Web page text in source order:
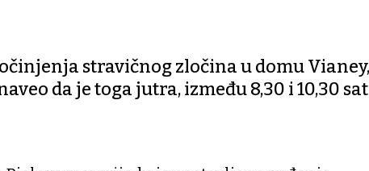
stravičnog zločina u domu
da je toga jutra, između 8,30 i 10,30